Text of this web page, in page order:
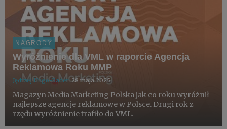
NAGRODY
Wyróżnienie dla VML w raporcie Agencja
Reklamowa Roku MMP
Jędrzej Hugo-Bader 28 maja 2025
Magazyn Media Marketing Polska jak co roku wyróżnił
najlepsze agencje reklamowe w Polsce. Drugi rok z
rzędu wyróżnienie trafiło do VML.